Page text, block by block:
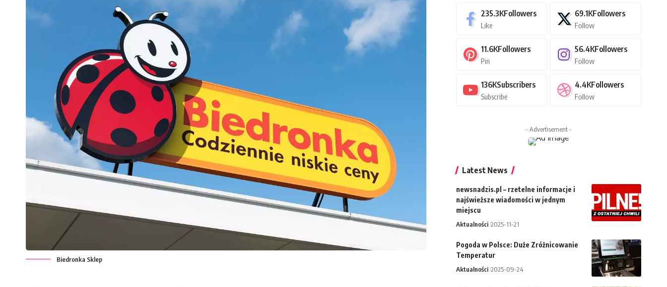
Biedronka Sklep
235.3KFollowers
Like
69.1KFollowers
Follow
11.6KFollowers
Pin
56.4KFollowers
Follow
136KSubscribers
Subscribe
4.4KFollowers
Follow
- Advertisement -
Latest News
newsnadzis.pl – rzetelne informacje i
najświeższe wiadomości w jednym
miejscu
Aktualności 2025-11-21
Pogoda w Polsce: Duże Zróżnicowanie
Temperatur
Aktualności 2025-09-24